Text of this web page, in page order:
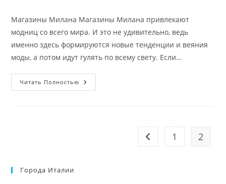
Магазины Милана Магазины Милана привлекают
модниц со всего мира. И это не удивительно, ведь
именно здесь формируются новые тенденции и веяния
моды, а потом идут гулять по всему свету. Если…
Читать Полностью Магазины
Милана
Перейти на
1 2
Города Италии